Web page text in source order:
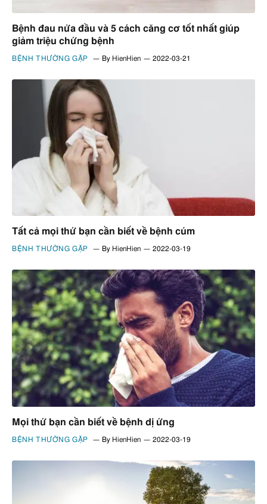
Bệnh đau nửa đầu và 5 cách căng cơ tốt nhất giúp
giảm triệu chứng bệnh
BỆNH THƯỜNG GẶP By HienHien 2022-03-21
Tất cả mọi thứ bạn cần biết về bệnh cúm
BỆNH THƯỜNG GẶP By HienHien 2022-03-19
Mọi thứ bạn cần biết về bệnh dị ứng
BỆNH THƯỜNG GẶP By HienHien 2022-03-19